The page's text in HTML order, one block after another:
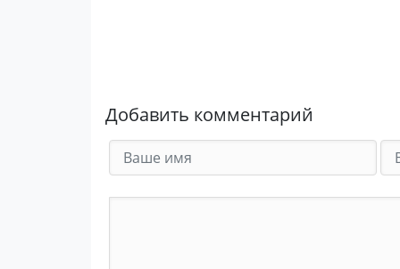
Добавить комментарий